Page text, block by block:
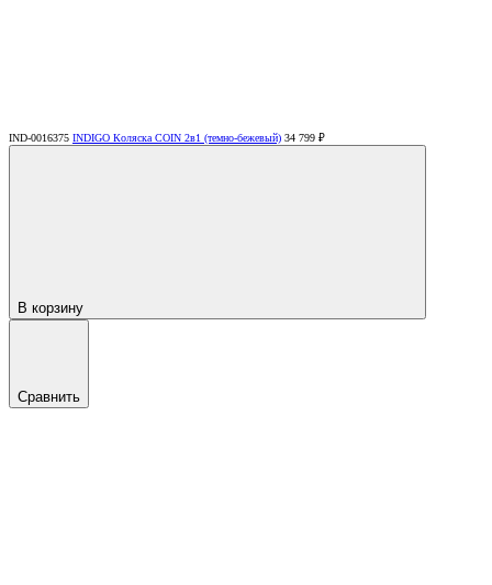
IND-0016375 INDIGO Коляска COIN 2в1 (темно-бежевый) 34 799 ₽
В корзину
Сравнить